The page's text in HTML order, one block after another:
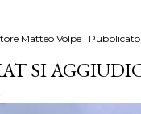
Matteo Volpe Pubblicato
SI